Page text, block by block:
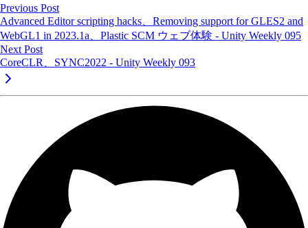
Previous Post
Advanced Editor scripting hacks、Removing support for GLES2 and
WebGL1 in 2023.1a、Plastic SCM ウェブ体験 - Unity Weekly 095
Next Post
CoreCLR、SYNC2022 - Unity Weekly 093